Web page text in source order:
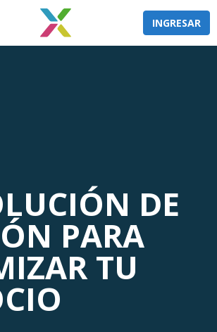
INGRESAR
DE
PARA
TU